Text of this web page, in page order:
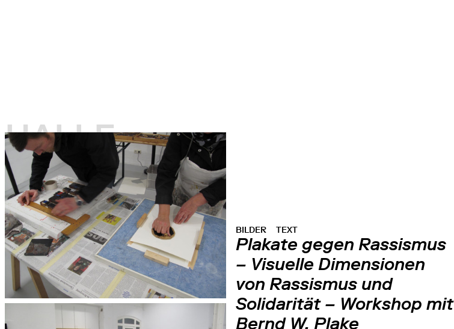
HALLE
FÜR
BILDER TEXT
Plakate gegen Rassismus
– Visuelle Dimensionen
von Rassismus und
Solidarität – Workshop mit
Bernd W. Plake